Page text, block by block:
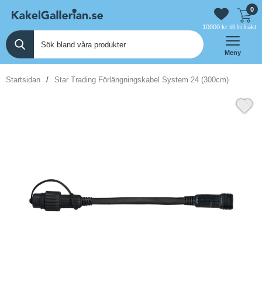
0
10000 kr till fri frakt
Meny
Startsidan Star Trading Förlängningskabel System 24 (300cm)